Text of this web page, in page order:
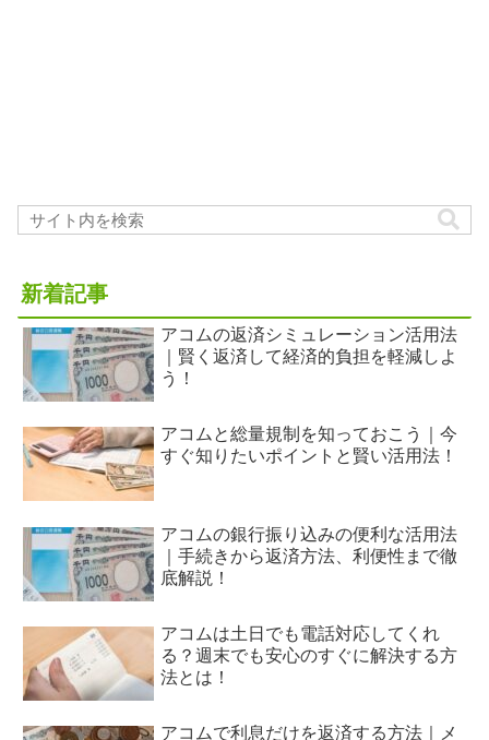
新着記事
アコムの返済シミュレーション活用法
｜賢く返済して経済的負担を軽減しよ
う！
アコムと総量規制を知っておこう｜今
すぐ知りたいポイントと賢い活用法！
アコムの銀行振り込みの便利な活用法
｜手続きから返済方法、利便性まで徹
底解説！
アコムは土日でも電話対応してくれ
る？週末でも安心のすぐに解決する方
法とは！
アコムで利息だけを返済する方法｜メ